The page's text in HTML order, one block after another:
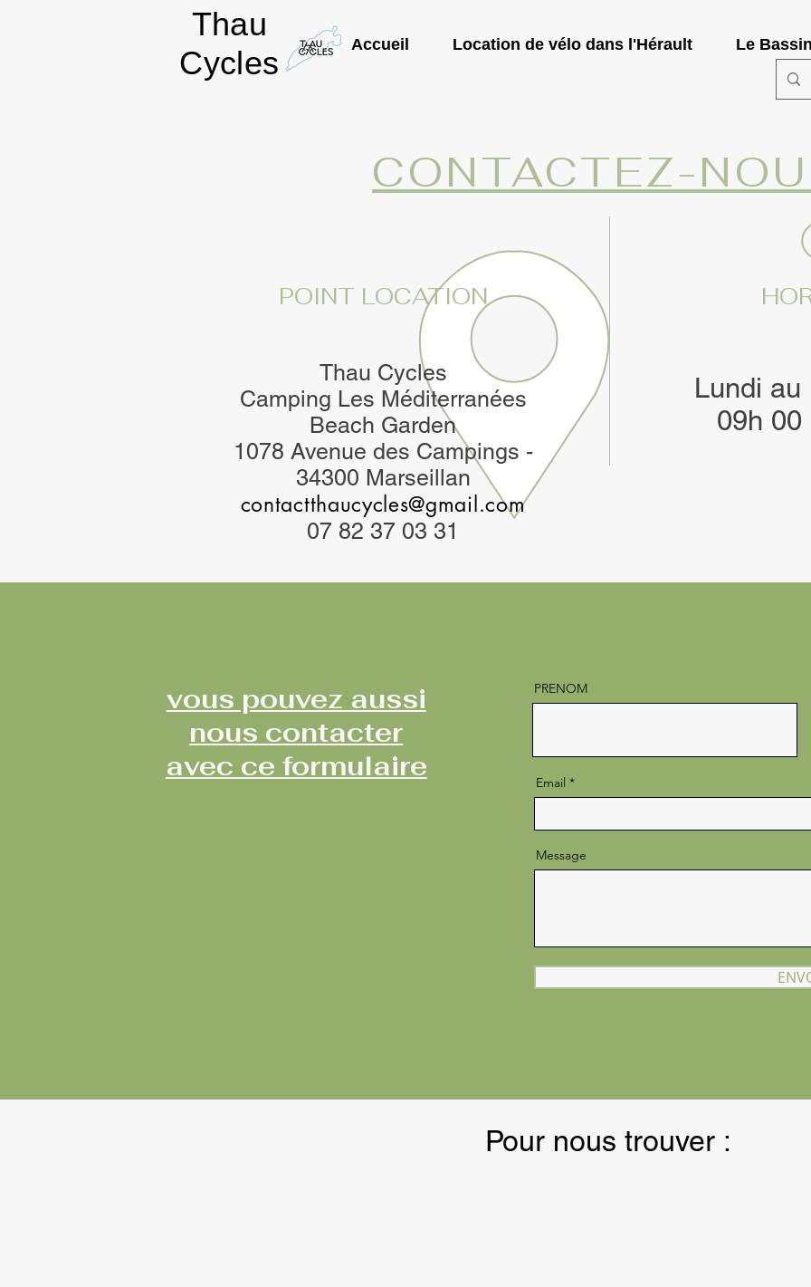
Thau
Cycles
Accueil Location de vélo dans l'Hérault Le
CONTACTEZ-
POINT LOCATION
Thau Cycles
Camping Les Méditerranées
Beach Garden
1078 Avenue des Campings -
34300 Marseillan
contactthaucycles@gmail.com
07 82 37 03 31
Lundi au
09h
vous pouvez aussi
nous contacter
avec ce formulaire
PRENOM
Email
Message
Pour nous trouver :